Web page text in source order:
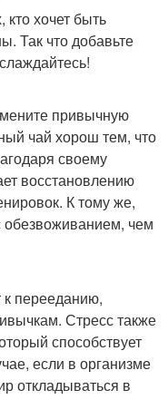
хочет быть
Так что добавьте
привычную
чай хорош тем, что
своему
восстановлению
К тому же,
обезвоживанием, чем
перееданию,
Стресс также
способствует
если в организме
откладываться в